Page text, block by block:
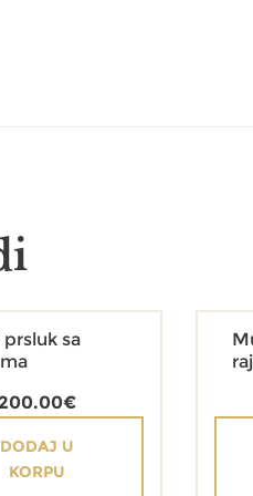
sa
200.00€
DODAJ U
KORPU